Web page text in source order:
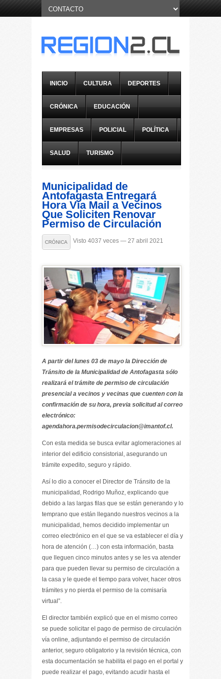
INICIO CULTURA DEPORTES
CRÓNICA EDUCACIÓN
EMPRESAS POLICIAL POLÍTICA
SALUD TURISMO
Municipalidad de
Antofagasta Entregará
Hora Vía Mail a Vecinos
Que Soliciten Renovar
Permiso de Circulación
CRÓNICA Visto 4037 veces — 27 abril 2021
A partir del lunes 03 de mayo la Dirección de
Tránsito de la Municipalidad de Antofagasta sólo
realizará el trámite de permiso de circulación
presencial a vecinos y vecinas que cuenten con la
confirmación de su hora, previa solicitud al correo
electrónico:
agendahora.permisodecirculacion@imantof.cl.
Con esta medida se busca evitar aglomeraciones al
interior del edificio consistorial, asegurando un
trámite expedito, seguro y rápido.
Así lo dio a conocer el Director de Tránsito de la
municipalidad, Rodrigo Muñoz, explicando que
debido a las largas filas que se están generando y lo
temprano que están llegando nuestros vecinos a la
municipalidad, hemos decidido implementar un
correo electrónico en el que se va establecer el día y
hora de atención (…) con esta información, basta
que lleguen cinco minutos antes y se les va atender
para que pueden llevar su permiso de circulación a
la casa y le quede el tiempo para volver, hacer otros
trámites y no pierda el permiso de la comisaría
virtual”.
El director también explicó que en el mismo correo
se puede solicitar el pago de permiso de circulación
vía online, adjuntando el permiso de circulación
anterior, seguro obligatorio y la revisión técnica, con
esta documentación se habilita el pago en el portal y
puede realizar el pago, evitando acudir hasta el